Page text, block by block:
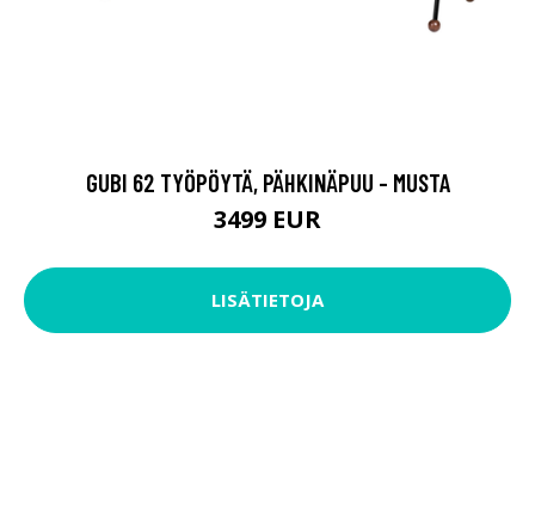
GUBI 62 TYÖPÖYTÄ, PÄHKINÄPUU - MUSTA
3499 EUR
LISÄTIETOJA